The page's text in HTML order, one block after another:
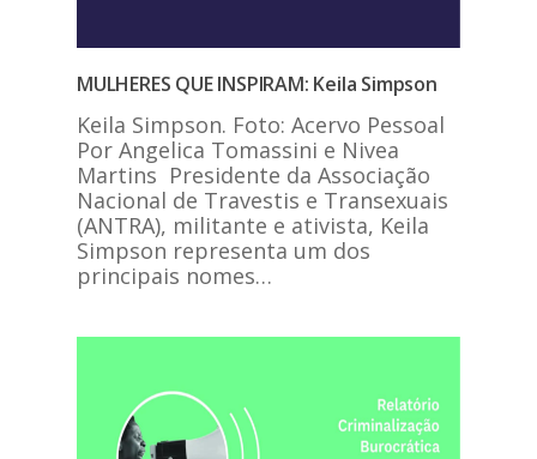
MULHERES QUE INSPIRAM: Keila Simpson
Keila Simpson. Foto: Acervo Pessoal
Por Angelica Tomassini e Nivea
Martins Presidente da Associação
Nacional de Travestis e Transexuais
(ANTRA), militante e ativista, Keila
Simpson representa um dos
principais nomes…